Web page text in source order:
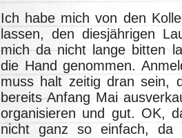
Ich habe mich von den
lassen, den diesjährigen
mich da nicht lange bitten
die Hand genommen.
muss halt zeitig dran sein,
bereits Anfang Mai
organisieren und gut. OK,
nicht ganz so einfach, da